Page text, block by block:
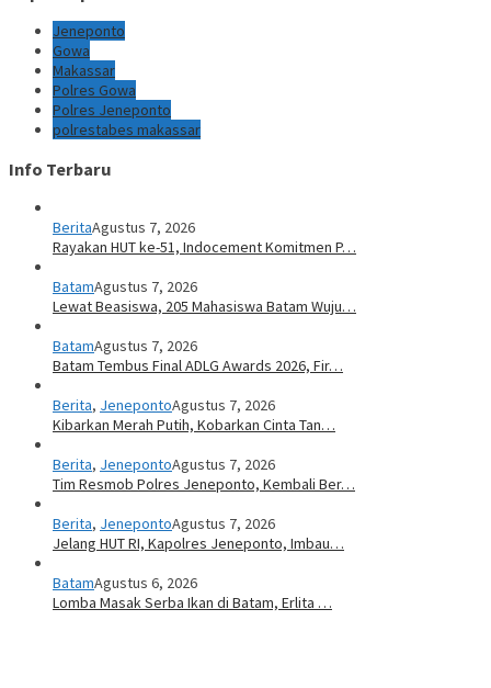
Jeneponto
Gowa
Makassar
Polres Gowa
Polres Jeneponto
polrestabes makassar
Info Terbaru
BeritaAgustus 7, 2026
Rayakan HUT ke-51, Indocement Komitmen P…
BatamAgustus 7, 2026
Lewat Beasiswa, 205 Mahasiswa Batam Wuju…
BatamAgustus 7, 2026
Batam Tembus Final ADLG Awards 2026, Fir…
Berita, JenepontoAgustus 7, 2026
Kibarkan Merah Putih, Kobarkan Cinta Tan…
Berita, JenepontoAgustus 7, 2026
Tim Resmob Polres Jeneponto, Kembali Ber…
Berita, JenepontoAgustus 7, 2026
Jelang HUT RI, Kapolres Jeneponto, Imbau…
BatamAgustus 6, 2026
Lomba Masak Serba Ikan di Batam, Erlita …